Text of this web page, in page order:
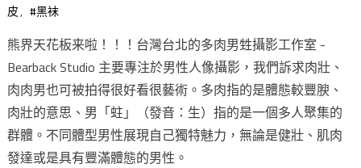
皮, #黑袜
熊界天花板来啦！！！台灣台北的多肉男甡攝影工作室 -
Bearback Studio 主要專注於男性人像攝影，我們訴求肉壯、
肉肉男也可被拍得很好看很藝術。多肉指的是體態較豐腴、
肉壯的意思、男「蛀」（發音：生）指的是一個多人聚集的
群體。不同體型男性展現自己獨特魅力，無論是健壯、肌肉
發達或是具有豐滿體態的男性。